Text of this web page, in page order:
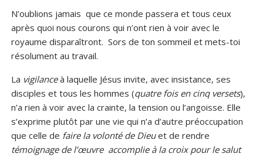
N’oublions jamais que ce monde passera et tous ceux
après quoi nous courons qui n’ont rien à voir avec le
royaume disparaîtront. Sors de ton sommeil et mets-toi
résolument au travail.
La vigilanceà laquelle Jésus invite, avec insistance, ses
disciples et tous les hommes (quatre fois en cinq versets),
n’a rien à voir avec la crainte, la tension ou l’angoisse. Elle
s’exprime plutôt par une vie qui n’a d’autre préoccupation
que celle de faire la volonté de Dieuet de rendre
témoignage de l’œuvre accomplie à la croix pour le salut